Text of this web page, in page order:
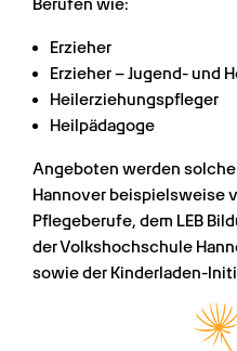
Berufen wie:
Erzieher
Erzieher – Jugend- und
Heilerziehungspfleger
Heilpädagoge
Angeboten werden
Hannover beispielsweise
Pflegeberufe, dem LEB
der Volkshochschule
sowie der Kinderladen-